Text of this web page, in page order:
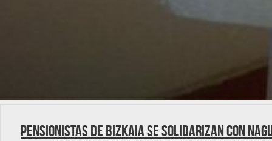
Pensionistas de Bizkaia se solidarizan con